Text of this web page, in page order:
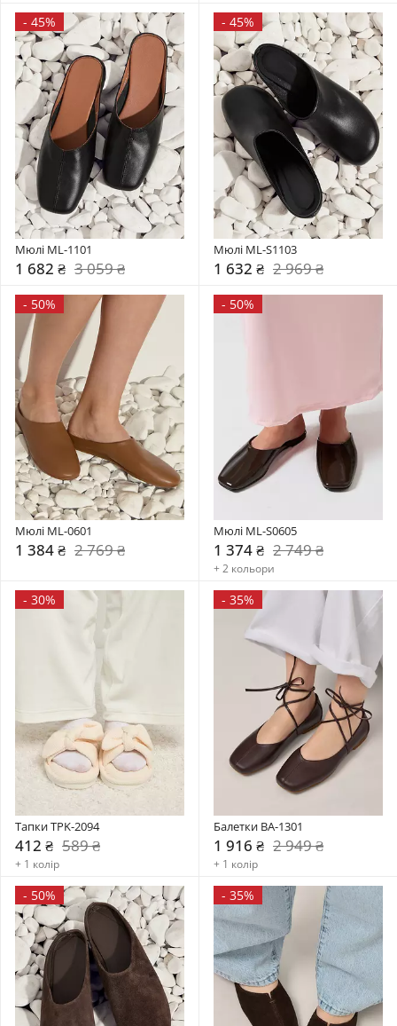
- 45%
Мюлі ML-1101
1 682 ₴ 3 059 ₴
- 45%
Мюлі ML-S1103
1 632 ₴ 2 969 ₴
- 50%
Мюлі ML-0601
1 384 ₴ 2 769 ₴
- 50%
Мюлі ML-S0605
1 374 ₴ 2 749 ₴
+ 2 кольори
- 30%
Тапки TPK-2094
412 ₴ 589 ₴
+ 1 колір
- 35%
Балетки BA-1301
1 916 ₴ 2 949 ₴
+ 1 колір
- 50% - 35%